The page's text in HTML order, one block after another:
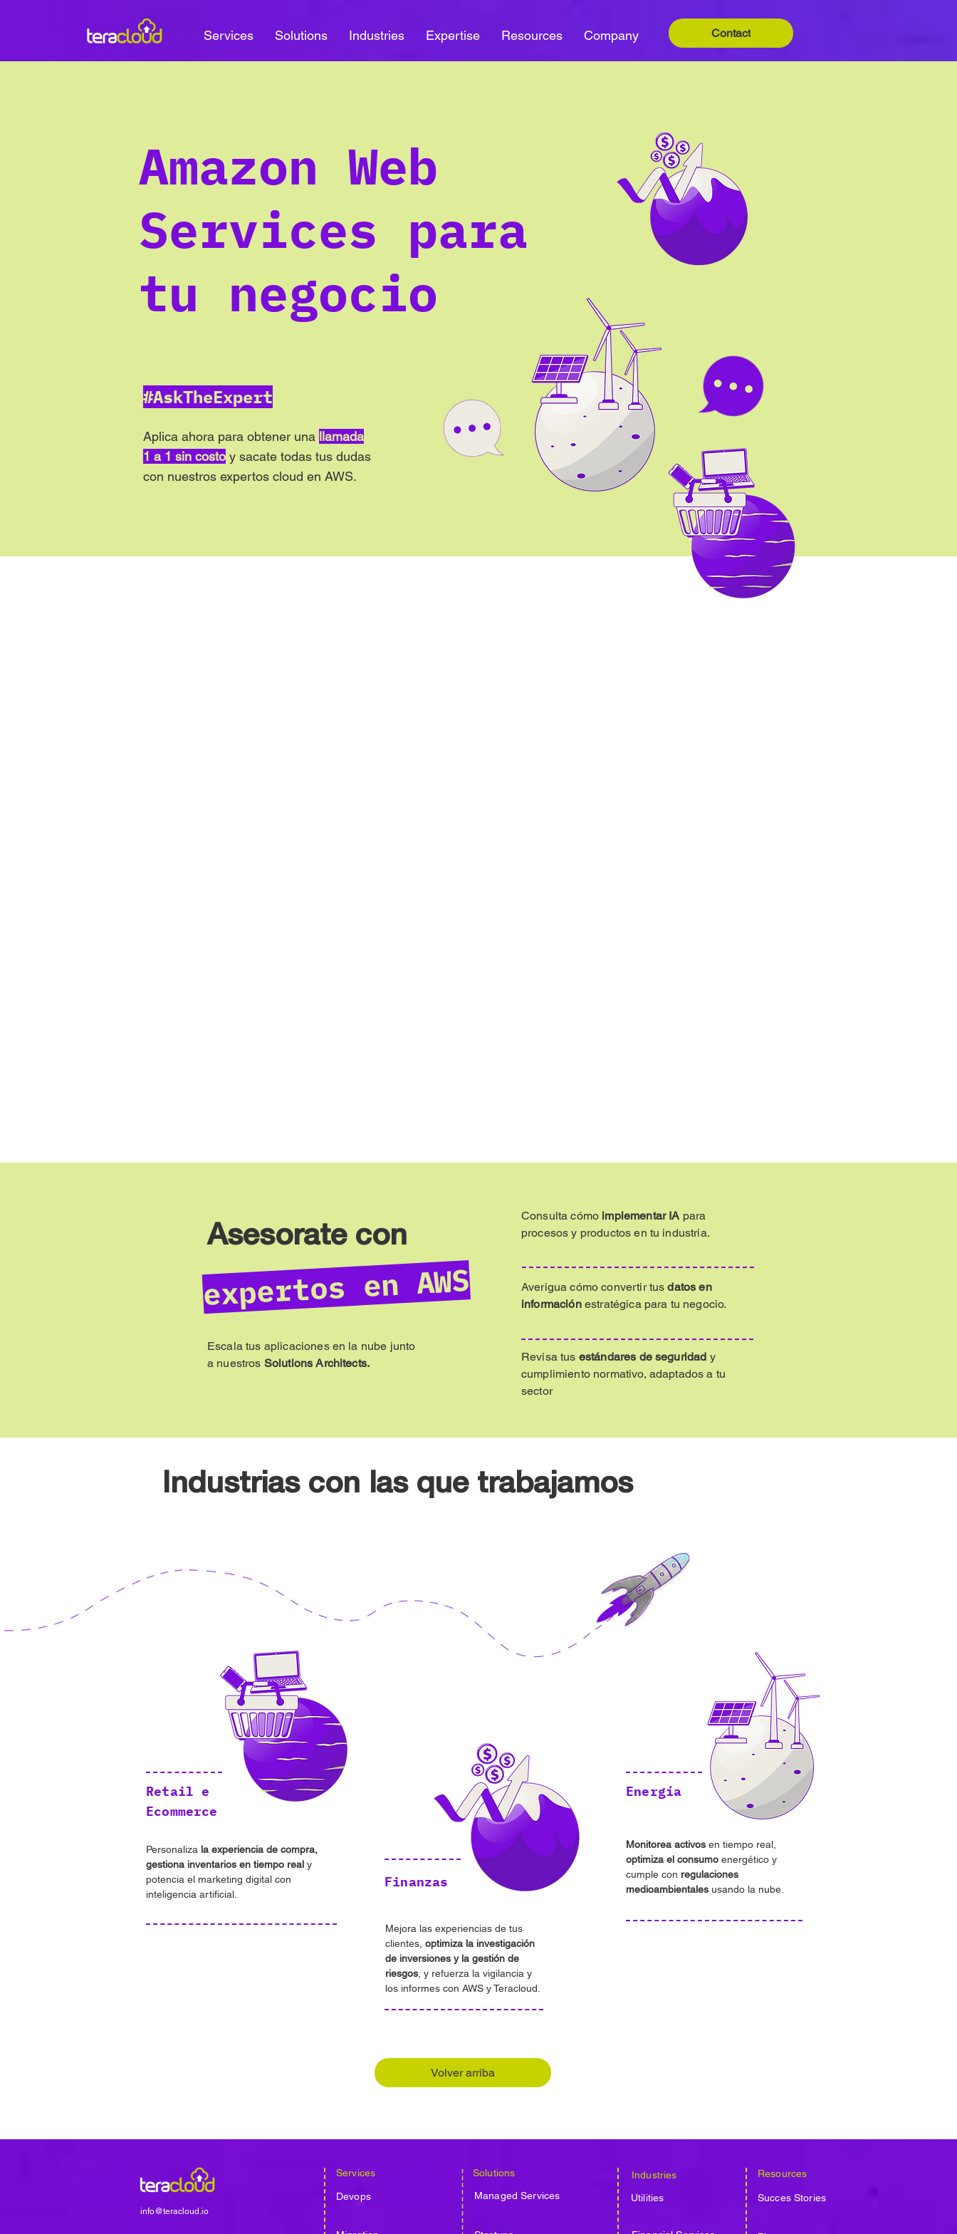
Services Solutions Industries Expertise Resources Company Contact
Amazon Web
Services para
tu negocio
#AskTheExpert
Aplica ahora para obtener una llamada
1 a 1 sin costo y sacate todas tus dudas
con nuestros expertos cloud en AWS.
Asesorate con
expertos en AWS
Escala tus aplicaciones en la nube junto
a nuestros Solutions Architects.
Consultacómo implementar IA para
procesos y productos en tu industria.
Averigua cómo convertir tusdatos en
informaciónestratégica para tu negocio.
Revisa tus estándares de seguridad y
cumplimiento normativo, adaptados a tu
sector
Industrias con las que trabajamos
Retail e
Ecommerce
Personaliza la experiencia de compra,
gestiona inventarios en tiempo real y
potencia el marketing digital con
inteligencia artificial.
Finanzas
Energía
Monitorea activos en tiempo real,
optimiza el consumo energético y
cumple con regulaciones
medioambientales usando la nube.
Mejora las experiencias de tus
clientes, optimiza la investigación
de inversiones y la gestión de
riesgos , y refuerza la vigilancia y
los informes con AWS y Teracloud.
Volver arriba
info@teracloud.io
Services
Devops
Solutions
Managed Services
Industries
Utilities
Resources
Succes Stories